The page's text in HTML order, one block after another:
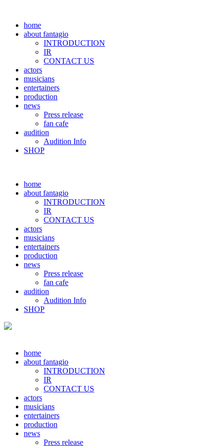
home
about fantagio
INTRODUCTION
IR
CONTACT US
actors
musicians
entertainers
production
news
Press release
fan cafe
audition
Audition Info
SHOP
home
about fantagio
INTRODUCTION
IR
CONTACT US
actors
musicians
entertainers
production
news
Press release
fan cafe
audition
Audition Info
SHOP
home
about fantagio
INTRODUCTION
IR
CONTACT US
actors
musicians
entertainers
production
news
Press release